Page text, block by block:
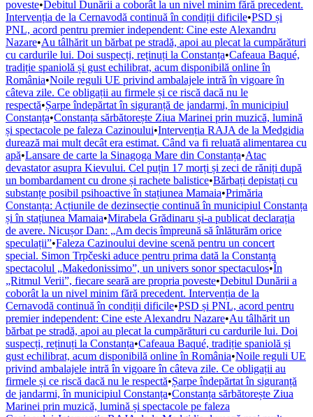
poveste•Debitul Dunării a coborât la un nivel minim fără precedent.
Intervenția de la Cernavodă continuă în condiții dificile•PSD și
PNL, acord pentru premier independent: Cine este Alexandru
Nazare•Au tâlhărit un bărbat pe stradă, apoi au plecat la cumpărături
cu cardurile lui. Doi suspecți, reținuți la Constanța•Cafeaua Baqué,
tradiție spaniolă și gust echilibrat, acum disponibilă online în
România•Noile reguli UE privind ambalajele intră în vigoare în
câteva zile. Ce obligații au firmele și ce riscă dacă nu le
respectă•Șarpe îndepărtat în siguranță de jandarmi, în municipiul
Constanța•Constanța sărbătorește Ziua Marinei prin muzică, lumină
și spectacole pe faleza Cazinoului•Intervenția RAJA de la Medgidia
durează mai mult decât era estimat. Când va fi reluată alimentarea cu
apă•Lansare de carte la Sinagoga Mare din Constanța•Atac
devastator asupra Kievului. Cel puțin 17 morți și zeci de răniți după
un bombardament cu drone și rachete balistice•Bărbați depistați cu
substanțe posibil psihoactive în stațiunea Mamaia•Primăria
Constanța: Acțiunile de dezinsecție continuă în municipiul Constanța
și în stațiunea Mamaia•Mirabela Grădinaru și-a publicat declarația
de avere. Nicușor Dan: „Am decis împreună să înlăturăm orice
speculații”•Faleza Cazinoului devine scenă pentru un concert
special. Simon Trpčeski aduce pentru prima dată la Constanța
spectacolul „Makedonissimo”, un univers sonor spectaculos•În
„Ritmul Verii”, fiecare seară are propria poveste•Debitul Dunării a
coborât la un nivel minim fără precedent. Intervenția de la
Cernavodă continuă în condiții dificile•PSD și PNL, acord pentru
premier independent: Cine este Alexandru Nazare•Au tâlhărit un
bărbat pe stradă, apoi au plecat la cumpărături cu cardurile lui. Doi
suspecți, reținuți la Constanța•Cafeaua Baqué, tradiție spaniolă și
gust echilibrat, acum disponibilă online în România•Noile reguli UE
privind ambalajele intră în vigoare în câteva zile. Ce obligații au
firmele și ce riscă dacă nu le respectă•Șarpe îndepărtat în siguranță
de jandarmi, în municipiul Constanța•Constanța sărbătorește Ziua
Marinei prin muzică, lumină și spectacole pe faleza